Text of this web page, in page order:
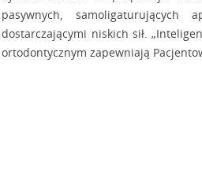
pasywnych,
dostarczającymi niskich sił.
ortodontycznym zapewniają